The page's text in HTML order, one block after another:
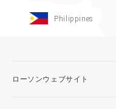
Philippines
ローソンウェブサイト